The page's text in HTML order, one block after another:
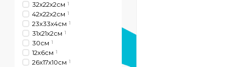
32х22х2см 1
42х22х2см 1
23х33х4см 1
31х21х2см 1
30см 1
12х6см 1
26x17x10см 1